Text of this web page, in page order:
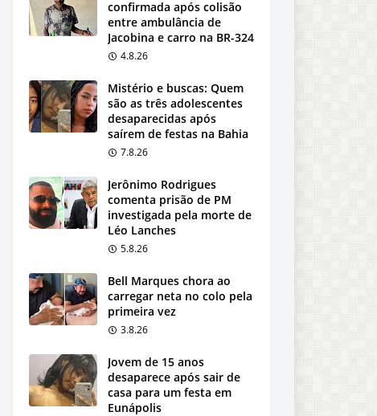
confirmada após colisão
entre ambulância de
Jacobina e carro na BR-324
4.8.26
Mistério e buscas: Quem
são as três adolescentes
desaparecidas após
saírem de festas na Bahia
7.8.26
Jerônimo Rodrigues
comenta prisão de PM
investigada pela morte de
Léo Lanches
5.8.26
Bell Marques chora ao
carregar neta no colo pela
primeira vez
3.8.26
Jovem de 15 anos
desaparece após sair de
casa para um festa em
Eunápolis